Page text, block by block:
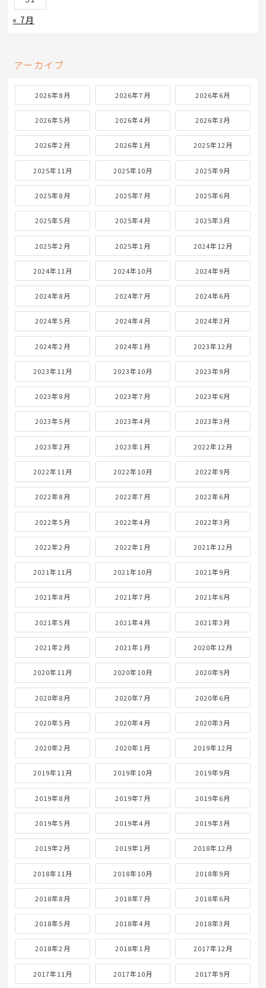
« 7月
アーカイブ
2026年8月 2026年7月 2026年6月
2026年5月 2026年4月 2026年3月
2026年2月 2026年1月 2025年12月
2025年11月 2025年10月 2025年9月
2025年8月 2025年7月 2025年6月
2025年5月 2025年4月 2025年3月
2025年2月 2025年1月 2024年12月
2024年11月 2024年10月 2024年9月
2024年8月 2024年7月 2024年6月
2024年5月 2024年4月 2024年3月
2024年2月 2024年1月 2023年12月
2023年11月 2023年10月 2023年9月
2023年8月 2023年7月 2023年6月
2023年5月 2023年4月 2023年3月
2023年2月 2023年1月 2022年12月
2022年11月 2022年10月 2022年9月
2022年8月 2022年7月 2022年6月
2022年5月 2022年4月 2022年3月
2022年2月 2022年1月 2021年12月
2021年11月 2021年10月 2021年9月
2021年8月 2021年7月 2021年6月
2021年5月 2021年4月 2021年3月
2021年2月 2021年1月 2020年12月
2020年11月 2020年10月 2020年9月
2020年8月 2020年7月 2020年6月
2020年5月 2020年4月 2020年3月
2020年2月 2020年1月 2019年12月
2019年11月 2019年10月 2019年9月
2019年8月 2019年7月 2019年6月
2019年5月 2019年4月 2019年3月
2019年2月 2019年1月 2018年12月
2018年11月 2018年10月 2018年9月
2018年8月 2018年7月 2018年6月
2018年5月 2018年4月 2018年3月
2018年2月 2018年1月 2017年12月
2017年11月 2017年10月 2017年9月